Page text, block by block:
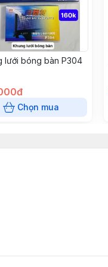
lưới bóng bàn P304
Chọn mua